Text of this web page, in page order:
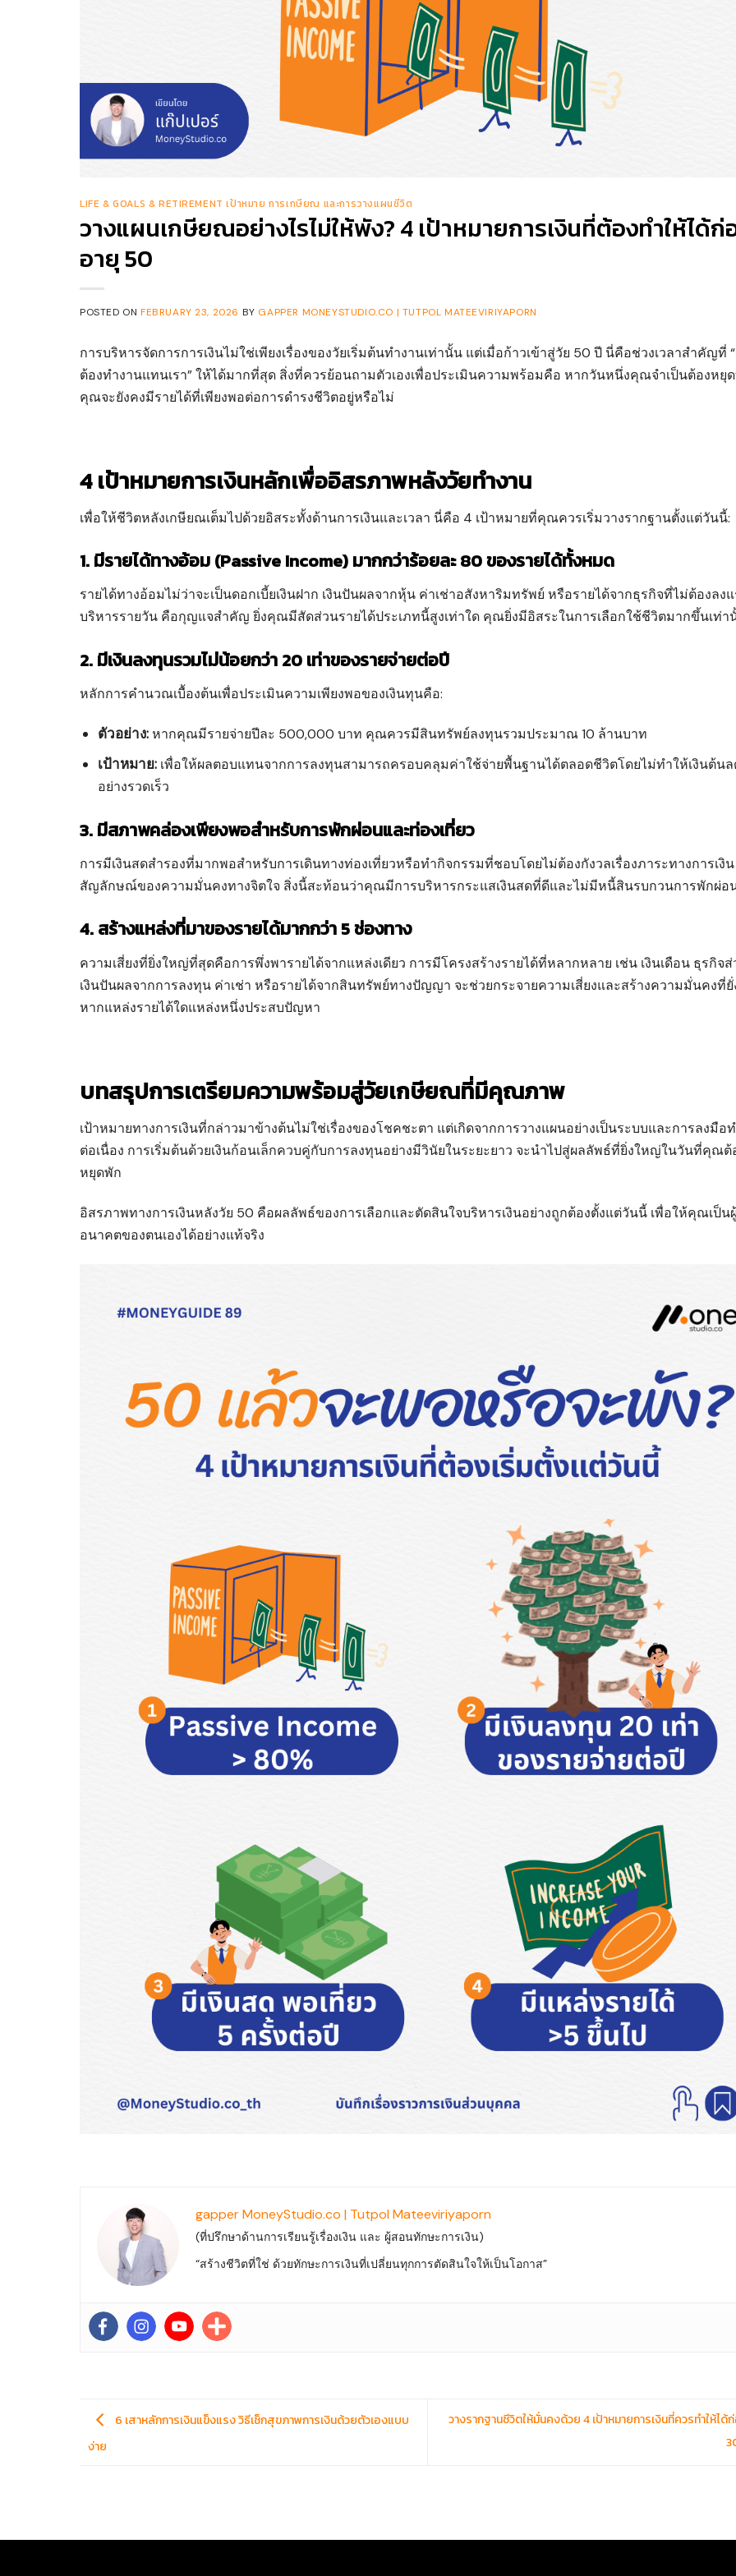
LIFE & GOALS & RETIREMENT เป้าหมาย การเกษียณ และการวางแผนชีวิต
วางแผนเกษียณอย่างไรไม่ให้พัง? 4 เป้าหมายการเงินที่ต้องทำให้ได้ก่
อายุ 50
POSTED ON FEBRUARY 23, 2026 BY GAPPER MONEYSTUDIO.CO | TUTPOL MATEEVIRIYAPORN
การบริหารจัดการการเงินไม่ใช่เพียงเรื่องของวัยเริ่มต้นทำงานเท่านั้น แต่เมื่อก้าวเข้าสู่วัย 50 ปี นี่คือช่วงเวลาสำคัญที่ “
ต้องทำงานแทนเรา” ให้ได้มากที่สุด สิ่งที่ควรย้อนถามตัวเองเพื่อประเมินความพร้อมคือ หากวันหนึ่งคุณจำเป็นต้องหยุ
คุณจะยังคงมีรายได้ที่เพียงพอต่อการดำรงชีวิตอยู่หรือไม่
4 เป้าหมายการเงินหลักเพื่ออิสรภาพหลังวัยทำงาน
เพื่อให้ชีวิตหลังเกษียณเต็มไปด้วยอิสระทั้งด้านการเงินและเวลา นี่คือ 4 เป้าหมายที่คุณควรเริ่มวางรากฐานตั้งแต่วันนี้:
1. มีรายได้ทางอ้อม (Passive Income) มากกว่าร้อยละ 80 ของรายได้ทั้งหมด
รายได้ทางอ้อมไม่ว่าจะเป็นดอกเบี้ยเงินฝาก เงินปันผลจากหุ้น ค่าเช่าอสังหาริมทรัพย์ หรือรายได้จากธุรกิจที่ไม่ต้องลงแ
บริหารรายวัน คือกุญแจสำคัญ ยิ่งคุณมีสัดส่วนรายได้ประเภทนี้สูงเท่าใด คุณยิ่งมีอิสระในการเลือกใช้ชีวิตมากขึ้นเท่า
2. มีเงินลงทุนรวมไม่น้อยกว่า 20 เท่าของรายจ่ายต่อปี
หลักการคำนวณเบื้องต้นเพื่อประเมินความเพียงพอของเงินทุนคือ:
ตัวอย่าง:หากคุณมีรายจ่ายปีละ 500,000 บาท คุณควรมีสินทรัพย์ลงทุนรวมประมาณ 10 ล้านบาท
เป้าหมาย: เพื่อให้ผลตอบแทนจากการลงทุนสามารถครอบคลุมค่าใช้จ่ายพื้นฐานได้ตลอดชีวิตโดยไม่ทำให้เงินต้นล
อย่างรวดเร็ว
3. มีสภาพคล่องเพียงพอสำหรับการพักผ่อนและท่องเที่ยว
การมีเงินสดสำรองที่มากพอสำหรับการเดินทางท่องเที่ยวหรือทำกิจกรรมที่ชอบโดยไม่ต้องกังวลเรื่องภาระทางการเงิ
สัญลักษณ์ของความมั่นคงทางจิตใจ สิ่งนี้สะท้อนว่าคุณมีการบริหารกระแสเงินสดที่ดีและไม่มีหนี้สินรบกวนการพักผ่อ
4. สร้างแหล่งที่มาของรายได้มากกว่า 5 ช่องทาง
ความเสี่ยงที่ยิ่งใหญ่ที่สุดคือการพึ่งพารายได้จากแหล่งเดียว การมีโครงสร้างรายได้ที่หลากหลาย เช่น เงินเดือน ธุรกิจ
เงินปันผลจากการลงทุน ค่าเช่า หรือรายได้จากสินทรัพย์ทางปัญญา จะช่วยกระจายความเสี่ยงและสร้างความมั่นคงที่
หากแหล่งรายได้ใดแหล่งหนึ่งประสบปัญหา
บทสรุปการเตรียมความพร้อมสู่วัยเกษียณที่มีคุณภาพ
เป้าหมายทางการเงินที่กล่าวมาข้างต้นไม่ใช่เรื่องของโชคชะตา แต่เกิดจากการวางแผนอย่างเป็นระบบและการลงมือ
ต่อเนื่อง การเริ่มต้นด้วยเงินก้อนเล็กควบคู่กับการลงทุนอย่างมีวินัยในระยะยาว จะนำไปสู่ผลลัพธ์ที่ยิ่งใหญ่ในวันที่คุณต้
หยุดพัก
อิสรภาพทางการเงินหลังวัย 50 คือผลลัพธ์ของการเลือกและตัดสินใจบริหารเงินอย่างถูกต้องตั้งแต่วันนี้ เพื่อให้คุณเป็น
อนาคตของตนเองได้อย่างแท้จริง
gapper MoneyStudio.co | Tutpol Mateeviriyaporn
(ที่ปรึกษาด้านการเรียนรู้เรื่องเงิน และ ผู้สอนทักษะการเงิน)
“สร้างชีวิตที่ใช่ ด้วยทักษะการเงินที่เปลี่ยนทุกการตัดสินใจให้เป็นโอกาส”
6 เสาหลักการเงินแข็งแรง วิธีเช็กสุขภาพการเงินด้วยตัวเองแบบ
ง่าย
วางรากฐานชีวิตให้มั่นคงด้วย 4 เป้าหมายการเงินที่ควรทำให้ได้